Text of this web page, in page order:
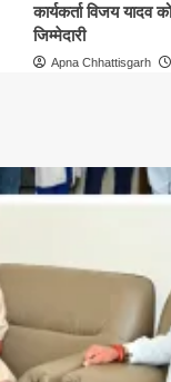
कार्यकर्ता विजय यादव
जिम्मेदारी
Apna Chhattisgarh